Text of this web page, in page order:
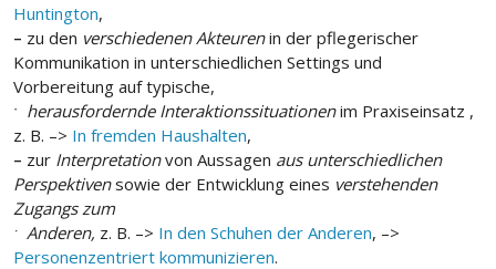
Huntington,
– zu den verschiedenen Akteurenin der pflegerischer
Kommunikation in unterschiedlichen Settings und
Vorbereitung auf typische,
ˑ herausfordernde Interaktionssituationenim Praxiseinsatz ,
z. B. –> In fremden Haushalten,
– zur Interpretationvon Aussagen aus unterschiedlichen
Perspektivensowie der Entwicklung eines verstehenden
Zugangs zum
ˑ Anderen, z. B. –> In den Schuhen der Anderen, –>
Personenzentriert kommunizieren.